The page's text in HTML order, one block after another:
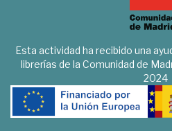
Esta actividad ha recibido una
librerías de la Comunidad de
2024